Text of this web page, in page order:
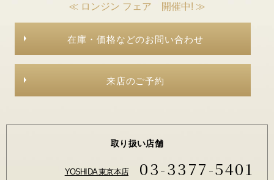
≪ ロンジン フェア 開催中! ≫
在庫・価格などのお問い合わせ
来店のご予約
取り扱い店舗
YOSHIDA 東京本店 03-3377-5401